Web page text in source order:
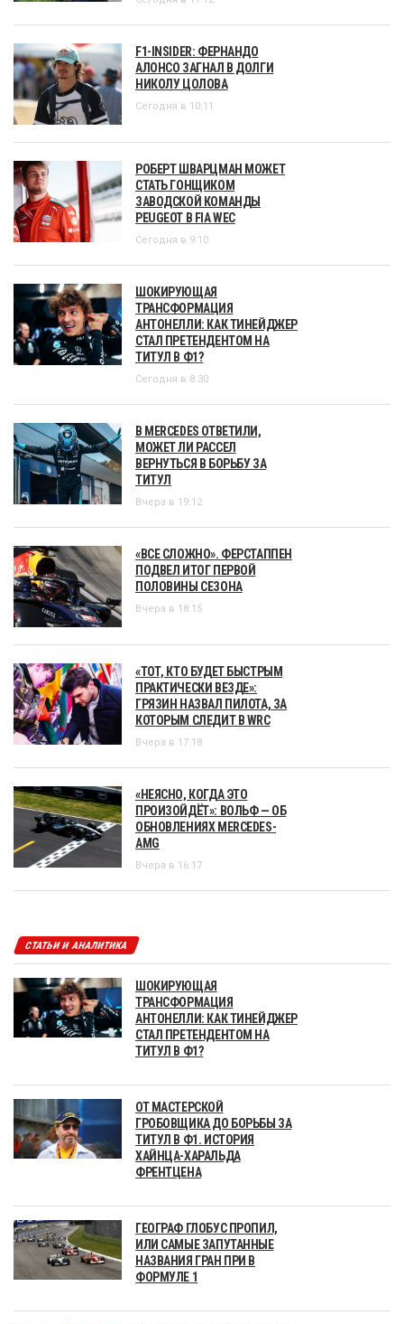
F1-INSIDER: ФЕРНАНДО
АЛОНСО ЗАГНАЛ В ДОЛГИ
НИКОЛУ ЦОЛОВА
Сегодня в 10:11
РОБЕРТ ШВАРЦМАН МОЖЕТ
СТАТЬ ГОНЩИКОМ
ЗАВОДСКОЙ КОМАНДЫ
PEUGEOT В FIA WEC
Сегодня в 9:10
ШОКИРУЮЩАЯ
ТРАНСФОРМАЦИЯ
АНТОНЕЛЛИ: КАК ТИНЕЙДЖЕР
СТАЛ ПРЕТЕНДЕНТОМ НА
ТИТУЛ В Ф1?
Сегодня в 8:30
В MERCEDES ОТВЕТИЛИ,
МОЖЕТ ЛИ РАССЕЛ
ВЕРНУТЬСЯ В БОРЬБУ ЗА
ТИТУЛ
Вчера в 19:12
«ВСЕ СЛОЖНО». ФЕРСТАППЕН
ПОДВЕЛ ИТОГ ПЕРВОЙ
ПОЛОВИНЫ СЕЗОНА
Вчера в 18:15
«ТОТ, КТО БУДЕТ БЫСТРЫМ
ПРАКТИЧЕСКИ ВЕЗДЕ»:
ГРЯЗИН НАЗВАЛ ПИЛОТА, ЗА
КОТОРЫМ СЛЕДИТ В WRC
Вчера в 17:18
«НЕЯСНО, КОГДА ЭТО
ПРОИЗОЙДЁТ»: ВОЛЬФ — ОБ
ОБНОВЛЕНИЯХ MERCEDES-
AMG
Вчера в 16:17
СТАТЬИ И АНАЛИТИКА
ШОКИРУЮЩАЯ
ТРАНСФОРМАЦИЯ
АНТОНЕЛЛИ: КАК ТИНЕЙДЖЕР
СТАЛ ПРЕТЕНДЕНТОМ НА
ТИТУЛ В Ф1?
ОТ МАСТЕРСКОЙ
ГРОБОВЩИКА ДО БОРЬБЫ ЗА
ТИТУЛ В Ф1. ИСТОРИЯ
ХАЙНЦА-ХАРАЛЬДА
ФРЕНТЦЕНА
ГЕОГРАФ ГЛОБУС ПРОПИЛ,
ИЛИ САМЫЕ ЗАПУТАННЫЕ
НАЗВАНИЯ ГРАН ПРИ В
ФОРМУЛЕ 1